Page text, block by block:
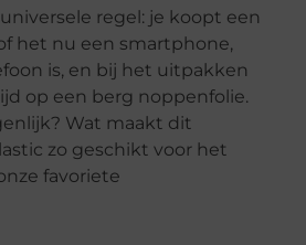
regel: je koopt een
het nu een smartphone,
is, en bij het uitpakken
op een berg noppenfolie.
Wat maakt dit
zo geschikt voor het
favoriete